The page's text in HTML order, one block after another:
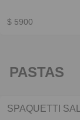
$ 5900
PASTAS
SPAQUETTI